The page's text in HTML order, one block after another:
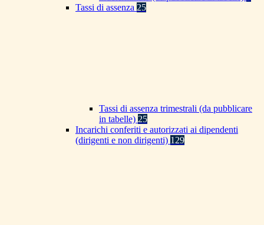
Tassi di assenza 25
Tassi di assenza trimestrali (da pubblicare
in tabelle) 25
Incarichi conferiti e autorizzati ai dipendenti
(dirigenti e non dirigenti) 129